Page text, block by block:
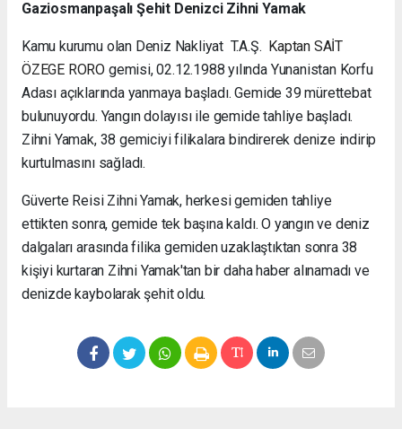
Gaziosmanpaşalı Şehit Denizci Zihni Yamak
Kamu kurumu olan Deniz Nakliyat T.A.Ş. Kaptan SAİT
ÖZEGE RORO gemisi, 02.12.1988 yılında Yunanistan Korfu
Adası açıklarında yanmaya başladı. Gemide 39 mürettebat
bulunuyordu. Yangın dolayısı ile gemide tahliye başladı.
Zihni Yamak, 38 gemiciyi filikalara bindirerek denize indirip
kurtulmasını sağladı.
Güverte Reisi Zihni Yamak, herkesi gemiden tahliye
ettikten sonra, gemide tek başına kaldı. O yangın ve deniz
dalgaları arasında filika gemiden uzaklaştıktan sonra 38
kişiyi kurtaran Zihni Yamak'tan bir daha haber alınamadı ve
denizde kaybolarak şehit oldu.